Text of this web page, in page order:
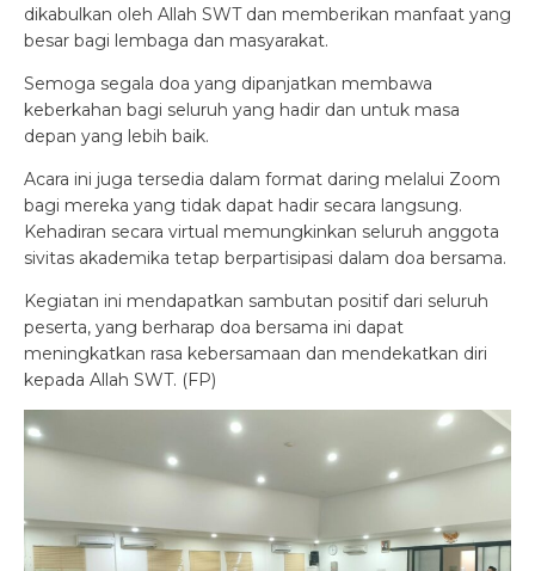
dikabulkan oleh Allah SWT dan memberikan manfaat yang
besar bagi lembaga dan masyarakat.
Semoga segala doa yang dipanjatkan membawa
keberkahan bagi seluruh yang hadir dan untuk masa
depan yang lebih baik.
Acara ini juga tersedia dalam format daring melalui Zoom
bagi mereka yang tidak dapat hadir secara langsung.
Kehadiran secara virtual memungkinkan seluruh anggota
sivitas akademika tetap berpartisipasi dalam doa bersama.
Kegiatan ini mendapatkan sambutan positif dari seluruh
peserta, yang berharap doa bersama ini dapat
meningkatkan rasa kebersamaan dan mendekatkan diri
kepada Allah SWT. (FP)